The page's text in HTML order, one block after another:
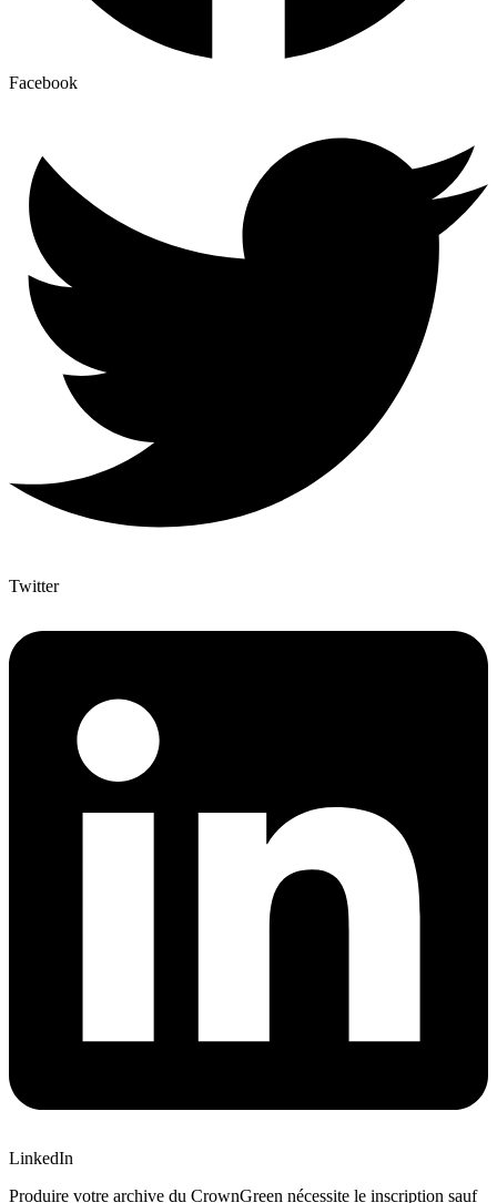
Facebook
Twitter
LinkedIn
Produire votre archive du CrownGreen nécessite le inscription sauf